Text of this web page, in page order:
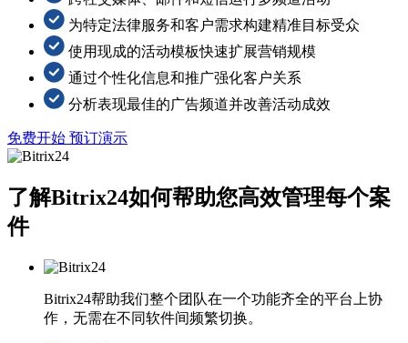
为特定法律服务和客户需求构建精准目标受众
使用现成的活动模板快速扩展营销规模
通过个性化信息和推广强化客户关系
分析表现最佳的广告频道并改善活动成效
免费开始 预订演示
了解Bitrix24如何帮助您高效管理每个案
件
Bitrix24帮助我们整个团队在一个功能齐全的平台上协
作，无需在不同软件间频繁切换。